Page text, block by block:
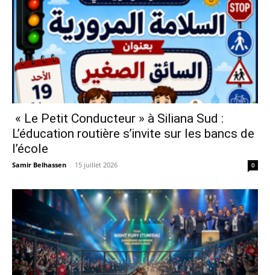
« Le Petit Conducteur » à Siliana Sud :
L’éducation routière s’invite sur les bancs de
l’école
Samir Belhassen - 15 juillet 2026 0